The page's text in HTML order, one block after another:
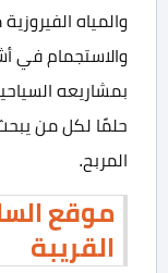
والمياه
والاستجمام في
بمشاريعه
حلمًا لكل من
المربح.
موقع
القريبة